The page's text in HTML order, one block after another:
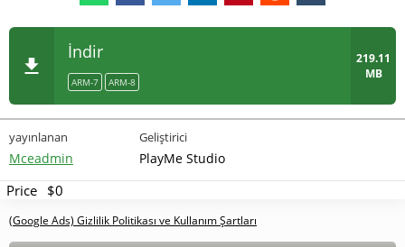
İndir
ARM-7 ARM-8
219.11
MB
yayınlanan
Mceadmin
Geliştirici
PlayMe Studio
Price $0
(Google Ads) Gizlilik Politikası ve Kullanım Şartları